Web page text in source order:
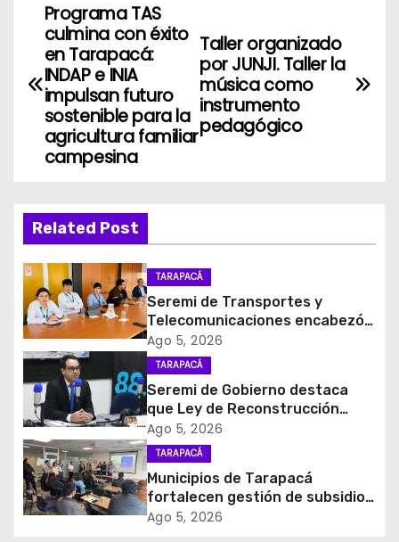
N
v
a
c
i
ó
n
d
e
e
n
Taller organizado
por JUNJI. Taller la
música como
instrumento
pedagógico
Programa TAS
culmina con éxito
en Tarapacá:
INDAP e INIA
impulsan futuro
sostenible para la
agricultura familiar
campesina
Related Post
TARAPACÁ
Seremi de Transportes y
Telecomunicaciones encabezó
primera mesa de coordinación
para el retiro de cables en
desuso en Iquique
Ago 5, 2026
TARAPACÁ
Seremi de Gobierno destaca
que Ley de Reconstrucción
Nacional impulsará la inversión
y el empleo en Tarapacá
Ago 5, 2026
TARAPACÁ
Municipios de Tarapacá
fortalecen gestión de subsidios
de agua potable en jornada
Ago 5, 2026